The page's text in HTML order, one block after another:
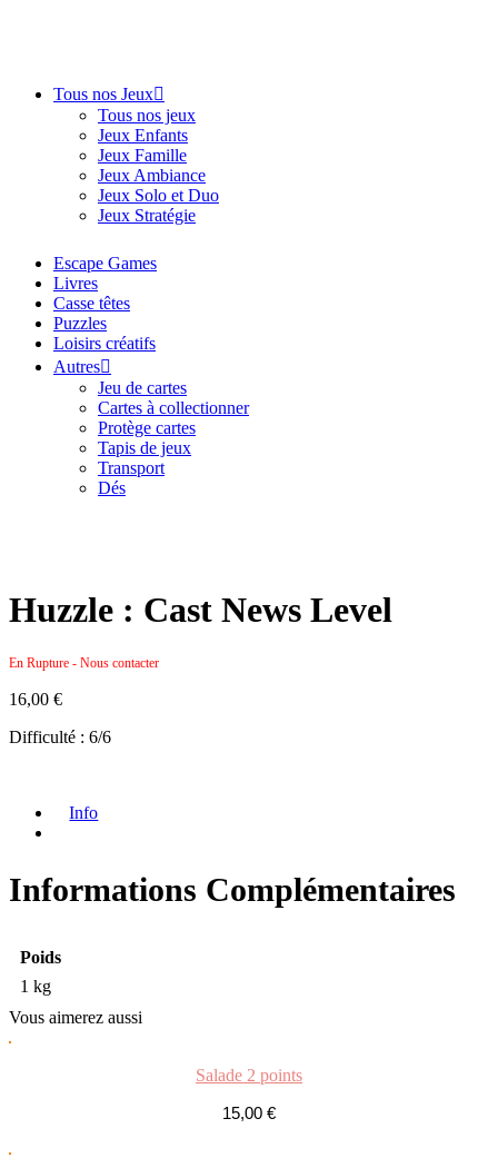
Tous nos Jeux
Tous nos jeux
Jeux Enfants
Jeux Famille
Jeux Ambiance
Jeux Solo et Duo
Jeux Stratégie
Escape Games
Livres
Casse têtes
Puzzles
Loisirs créatifs
Autres
Jeu de cartes
Cartes à collectionner
Protège cartes
Tapis de jeux
Transport
Dés
Huzzle : Cast News Level
En Rupture - Nous contacter
16,00 €
Difficulté : 6/6
Info
Informations Complémentaires
Poids
1 kg
Vous aimerez aussi
Salade 2 points
15,00 €